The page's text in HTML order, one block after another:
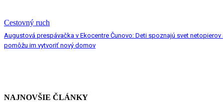
Cestovný ruch
Augustová prespávačka v Ekocentre Čunovo: Deti spoznajú svet netopierov
pomôžu im vytvoriť nový domov
NAJNOVŠIE ČLÁNKY